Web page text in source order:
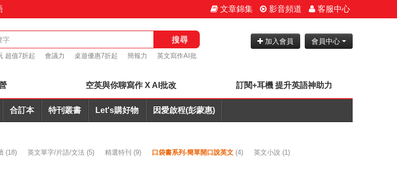
文章錦集 影音頻道 客服中心
搜尋
超值7折起 會議力 桌遊優惠7折起 簡報力
英文寫作AI批
加入會員 會員中心
空英與你聊寫作 X AI批改 訂閱+耳機 提升英語神助力
合訂本 特刊叢書 Let's購好物 因愛啟程(彭蒙惠)
(18) 英文單字/片語/文法 (5) 精選特刊 (9) 口袋書系列-簡單開口說英文 (4) 英文小說 (1)